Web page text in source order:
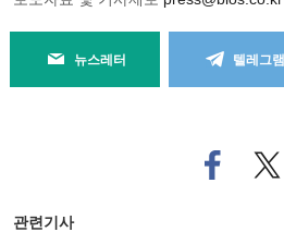
뉴스레터 텔레그램
페
이
트위
터로
관련기사